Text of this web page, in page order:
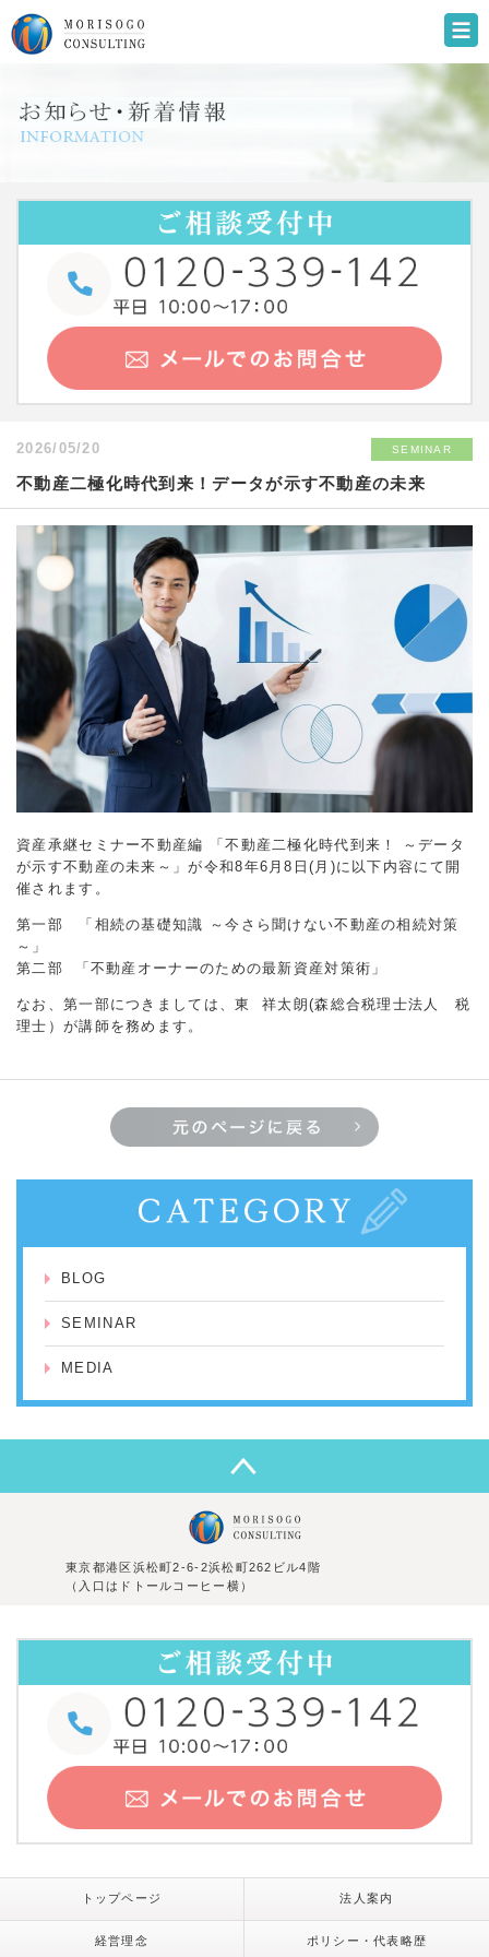
2026/05/20 SEMINAR
不動産二極化時代到来！データが示す不動産の未来
資産承継セミナー不動産編 「不動産二極化時代到来！ ～データ
が示す不動産の未来～」が令和8年6月8日(月)に以下内容にて開
催されます。
第一部 「相続の基礎知識 ～今さら聞けない不動産の相続対策
～」
第二部 「不動産オーナーのための最新資産対策術」
なお、第一部につきましては、東 祥太朗(森総合税理士法人 税
理士）が講師を務めます。
BLOG
SEMINAR
MEDIA
東京都港区浜松町2-6-2浜松町262ビル4階
（入口はドトールコーヒー横）
トップページ 法人案内
経営理念 ポリシー・代表略歴